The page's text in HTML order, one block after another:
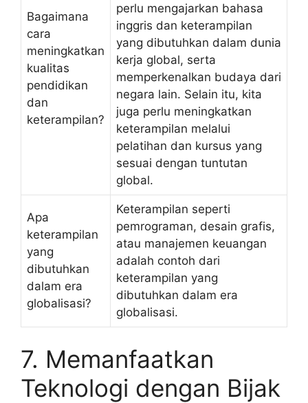
Bagaimana
cara
meningkatkan
kualitas
pendidikan
dan
keterampilan?
perlu mengajarkan bahasa
inggris dan keterampilan
yang dibutuhkan dalam dunia
kerja global, serta
memperkenalkan budaya dari
negara lain. Selain itu, kita
juga perlu meningkatkan
keterampilan melalui
pelatihan dan kursus yang
sesuai dengan tuntutan
global.
Apa
keterampilan
yang
dibutuhkan
dalam era
globalisasi?
Keterampilan seperti
pemrograman, desain grafis,
atau manajemen keuangan
adalah contoh dari
keterampilan yang
dibutuhkan dalam era
globalisasi.
7. Memanfaatkan
Teknologi dengan Bijak